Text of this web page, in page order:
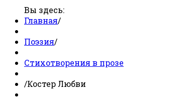
Вы здесь:
Главная/
Поэзия/
Стихотворения в прозе
/Костер Любви